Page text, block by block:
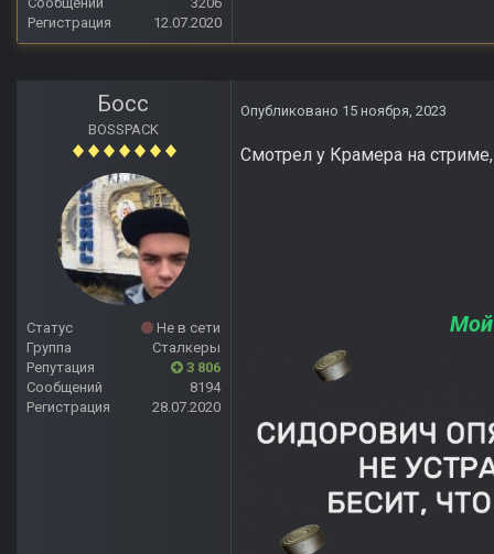
Регистрация
12.07.2020
Босс
BOSSPACK
Статус
Не в сети
Группа
Сталкеры
Репутация
3 806
Сообщений
8194
Регистрация
28.07.2020
Опубликовано 15 ноября, 2023
Смотрел у Крамера на